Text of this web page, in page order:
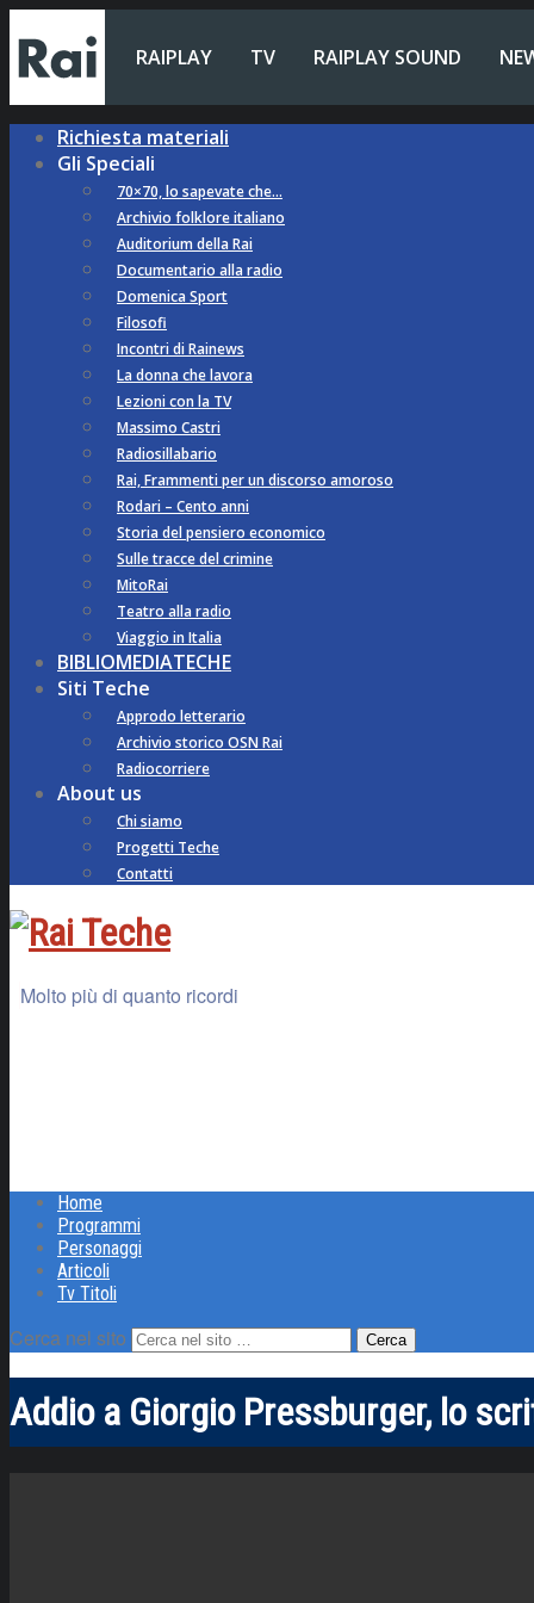
RAIPLAY TV RAIPLAY SOUND
Richiesta materiali
Gli Speciali
70×70, lo sapevate che…
Archivio folklore italiano
Auditorium della Rai
Documentario alla radio
Domenica Sport
Filosofi
Incontri di Rainews
La donna che lavora
Lezioni con la TV
Massimo Castri
Radiosillabario
Rai, Frammenti per un discorso amoroso
Rodari – Cento anni
Storia del pensiero economico
Sulle tracce del crimine
MitoRai
Teatro alla radio
Viaggio in Italia
BIBLIOMEDIATECHE
Siti Teche
Approdo letterario
Archivio storico OSN Rai
Radiocorriere
About us
Chi siamo
Progetti Teche
Contatti
Molto più di quanto ricordi
Home
Programmi
Personaggi
Articoli
Tv Titoli
Cerca nel sito
Addio a Giorgio Pressburger, lo